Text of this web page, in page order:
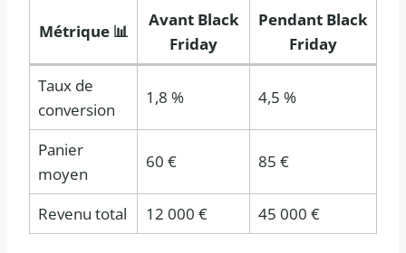
Métrique 📊
Avant Black
Friday
Pendant Black
Friday
Taux de
conversion
1,8 % 4,5 %
Panier
moyen
60 € 85 €
Revenu total 12 000 € 45 000 €